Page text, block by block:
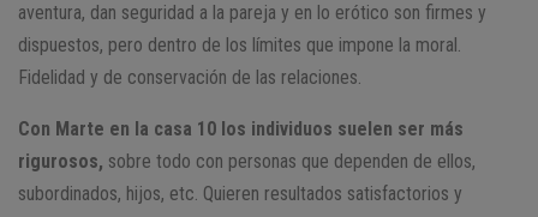
aventura, dan seguridad a la pareja y en lo erótico son firmes y
dispuestos, pero dentro de los límites que impone la moral.
Fidelidad y de conservación de las relaciones.
Con Marte en la casa 10 los individuos suelen ser más
rigurosos, sobre todo con personas que dependen de ellos,
subordinados, hijos, etc. Quieren resultados satisfactorios y